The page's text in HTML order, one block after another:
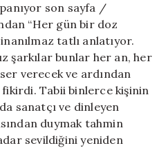
son sayfa /
“Her gün bir doz
tatlı anlatıyor.
şarkılar bunlar her an, her
verecek ve ardından
Tabii binlerce kişinin
sanatçı ve dinleyen
duymak tahmin
sevildiğini yeniden